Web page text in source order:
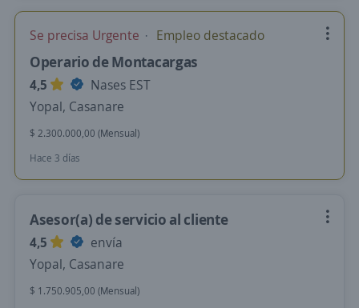
Se precisa Urgente Empleo destacado
Operario de Montacargas
4,5
Nases EST
Yopal, Casanare
$ 2.300.000,00 (Mensual)
Hace 3 días
Asesor(a) de servicio al cliente
4,5
envía
Yopal, Casanare
$ 1.750.905,00 (Mensual)